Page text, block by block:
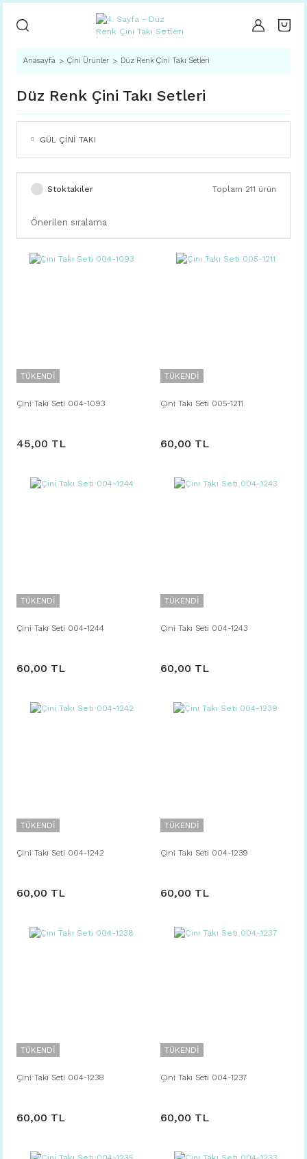
Anasayfa Çini Ürünler Düz Renk Çini Takı Setleri
Düz Renk Çini Takı Setleri
GÜL ÇİNİ TAKI
Stoktakiler Toplam 211 ürün
TÜKENDİ
Çini Takı Seti 004-1093
45,00 TL
TÜKENDİ
Çini Takı Seti 005-1211
60,00 TL
TÜKENDİ
Çini Takı Seti 004-1244
60,00 TL
TÜKENDİ
Çini Takı Seti 004-1243
60,00 TL
TÜKENDİ
Çini Takı Seti 004-1242
60,00 TL
TÜKENDİ
Çini Takı Seti 004-1239
60,00 TL
TÜKENDİ
Çini Takı Seti 004-1238
60,00 TL
TÜKENDİ
Çini Takı Seti 004-1237
60,00 TL